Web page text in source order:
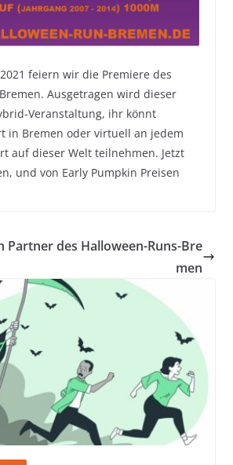
feiern wir die Premiere des
Ausgetragen wird dieser
Veranstaltung, ihr könnt
in Bremen oder virtuell an jedem
auf dieser Welt teilnehmen. Jetzt
und von Early Pumpkin Preisen
Partner des Halloween-Runs-Bre
men